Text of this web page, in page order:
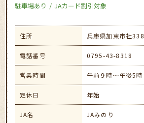
駐車場あり
JAカード割引対象
住所 兵庫県加東市社338
電話番号 0795-43-8318
営業時間 午前９時～午後5時
定休日 年始
JA名 JAみのり